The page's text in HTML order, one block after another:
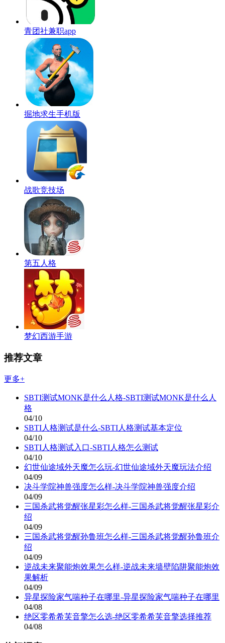
青团社兼职app
掘地求生手机版
战歌竞技场
第五人格
梦幻西游手游
推荐文章
更多+
SBTI测试MONK是什么人格-SBTI测试MONK是什么人
格
04/10
SBTI人格测试是什么-SBTI人格测试基本定位
04/10
SBTI人格测试入口-SBTI人格怎么测试
04/10
幻世仙途域外天魔怎么玩-幻世仙途域外天魔玩法介绍
04/09
决斗学院神兽强度怎么样-决斗学院神兽强度介绍
04/09
三国杀武将觉醒张星彩怎么样-三国杀武将觉醒张星彩介
绍
04/09
三国杀武将觉醒孙鲁班怎么样-三国杀武将觉醒孙鲁班介
绍
04/09
逆战未来聚能炮效果怎么样-逆战未来墙壁陷阱聚能炮效
果解析
04/09
异星探险家气喘种子在哪里-异星探险家气喘种子在哪里
04/08
绝区零希希芙音擎怎么选-绝区零希希芙音擎选择推荐
04/08